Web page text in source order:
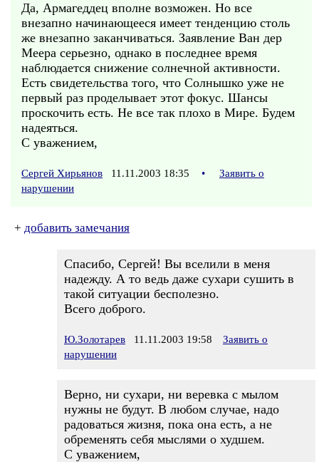
Да, Армагеддец вполне возможен. Но все
внезапно начинающееся имеет тенденцию столь
же внезапно заканчиваться. Заявление Ван дер
Меера серьезно, однако в последнее время
наблюдается снижение солнечной активности.
Есть свидетельства того, что Солнышко уже не
первый раз проделывает этот фокус. Шансы
проскочить есть. Не все так плохо в Мире. Будем
надеяться.
С уважением,
Сергей Хирьянов 11.11.2003 18:35 •
Заявить о
нарушении
+ добавить замечания
Спасибо, Сергей! Вы вселили в меня
надежду. А то ведь даже сухари сушить в
такой ситуации бесполезно.
Всего доброго.
Ю.Золотарев 11.11.2003 19:58
Заявить о
нарушении
Верно, ни сухари, ни веревка с мылом
нужны не будут. В любом случае, надо
радоваться жизня, пока она есть, а не
обременять себя мыслями о худшем.
С уважением,